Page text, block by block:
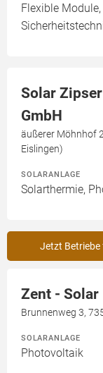
Flexible
Solar
GmbH
äußerer Möhnhof
Eislingen)
SOLARANLAGE
Solarthermie,
Jetzt Betriebe
Zent - Solar
Brunnenweg 3,
SOLARANLAGE
Photovoltaik